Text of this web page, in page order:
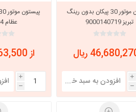
پيستون موتور 30 پيکان بدون رينگ
تبریز 9000140719
i
h
عظام 3107204
از 46,063,500 ریال
i
h